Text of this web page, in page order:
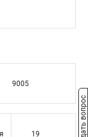
9005
19 Задать вопрос